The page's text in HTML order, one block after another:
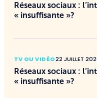
Réseaux sociaux :
« insuffisante »?
TV OU VIDÉO22 JUILLET
Réseaux sociaux :
« insuffisante »?